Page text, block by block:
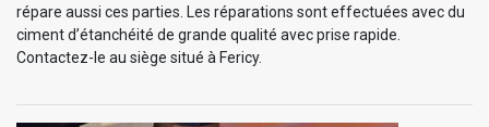
répare aussi ces parties. Les réparations sont effectuées avec du
ciment d’étanchéité de grande qualité avec prise rapide.
Contactez-le au siège situé à Fericy.